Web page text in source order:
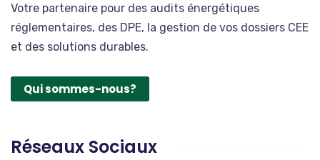
Votre partenaire pour des audits énergétiques
réglementaires, des DPE, la gestion de vos dossiers CEE
et des solutions durables.
Qui sommes-nous?
Réseaux Sociaux